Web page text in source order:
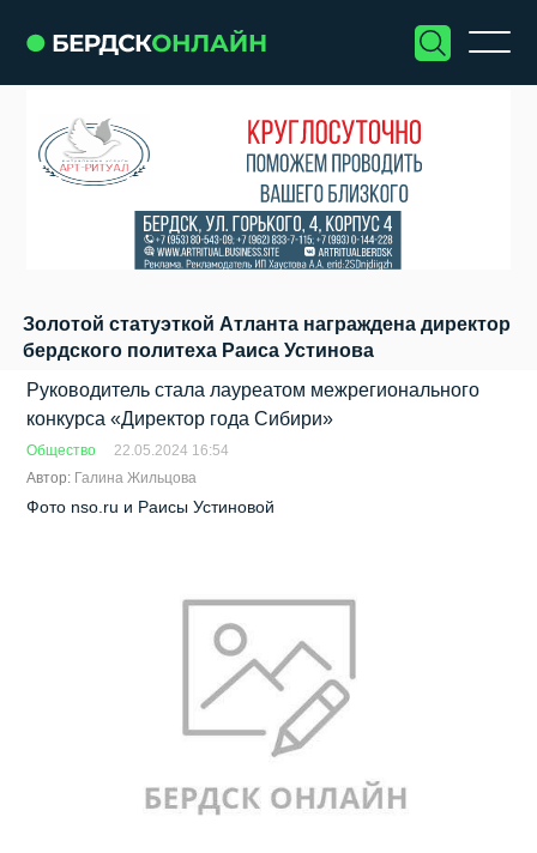
Золотой статуэткой Атланта награждена директор
бердского политеха Раиса Устинова
Руководитель стала лауреатом межрегионального
конкурса «Директор года Сибири»
Общество
22.05.2024 16:54
Автор: Галина Жильцова
Фото nso.ru и Раисы Устиновой